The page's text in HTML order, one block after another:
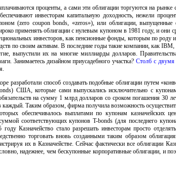
проценты, а сами эти облигации торгуются на рынке
инвесторам капитальную доходность, нежели
(zero coupon bonds, «zeros»), или облигации, выпущенные
применять облигации с нулевым купоном в 1981 году, и они
инвесторов, как пенсионные фонды, которым по роду
по своим активам. В последние годы такие компании, как
выпустили их на многие миллиарды долларов.
Занимаетесь дизайном приусадебного участка?Столб с двумя
разработали способ создавать подобные облигации путем
США, которые сами выпускались исключительно с
на сумму 1 млрд долларов со сроком погашения 30
Таким образом, фирма получила возможность
обеспечивалось выплатами по купонам казначейских
соответствующих купонов T-bonds (для последнего
Казначейство стало разрешать инвесторам просто
торговать вновь созданными таким образом
их в Казначействе. Сейчас фактически все облигации
надежнее, чем бескупонные корпоративные облигации, и